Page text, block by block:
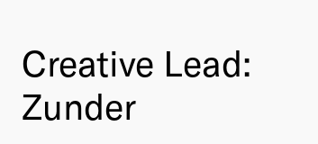
Creative Lead:
Zunder